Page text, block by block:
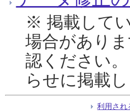
※ 掲載して
場合があり
認ください
らせに掲載し
利用され